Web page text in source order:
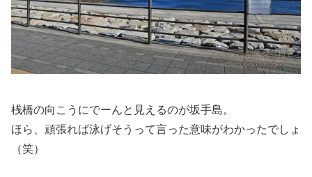
桟橋の向こうにでーんと見えるのが坂手島。
ほら、頑張れば泳げそうって言った意味がわかったでしょ
（笑）